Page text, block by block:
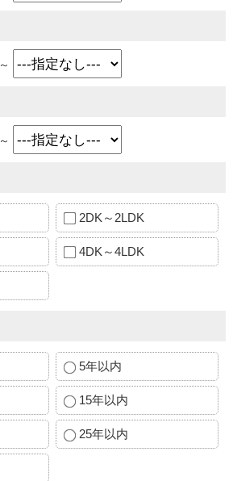
～
～
2DK～2LDK
4DK～4LDK
5年以内
15年以内
25年以内